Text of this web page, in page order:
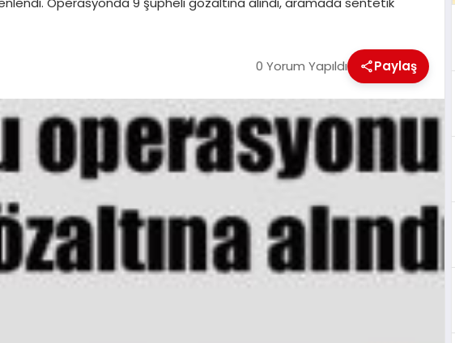
0 Yorum Yapıldı Paylaş